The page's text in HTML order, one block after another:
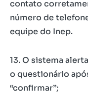
contato
número de
equipe do Inep.
13. O sistema
o questionário
“confirmar”;